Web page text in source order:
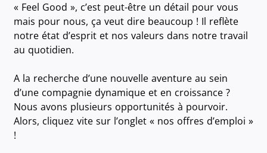
« Feel Good », c’est peut-être un détail pour vous
mais pour nous, ça veut dire beaucoup ! Il reflète
notre état d’esprit et nos valeurs dans notre travail
au quotidien.
A la recherche d’une nouvelle aventure au sein
d’une compagnie dynamique et en croissance ?
Nous avons plusieurs opportunités à pourvoir.
Alors, cliquez vite sur l’onglet « nos offres d’emploi »
!